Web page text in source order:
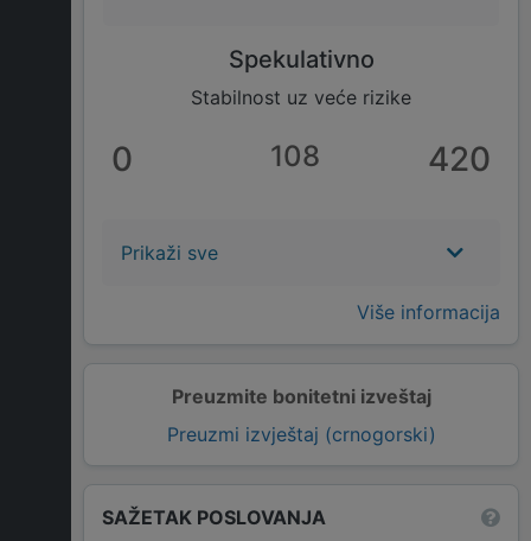
Preuzmite bonitetni izveštaj
Preuzmi izvještaj (crnogorski)
Spekulativno
Stabilnost uz veće rizike
0 108 420
Prikaži sve
Više informacija
SAŽETAK POSLOVANJA